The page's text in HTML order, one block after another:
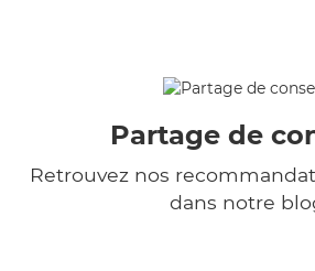
Partage de
Retrouvez nos
dans notre